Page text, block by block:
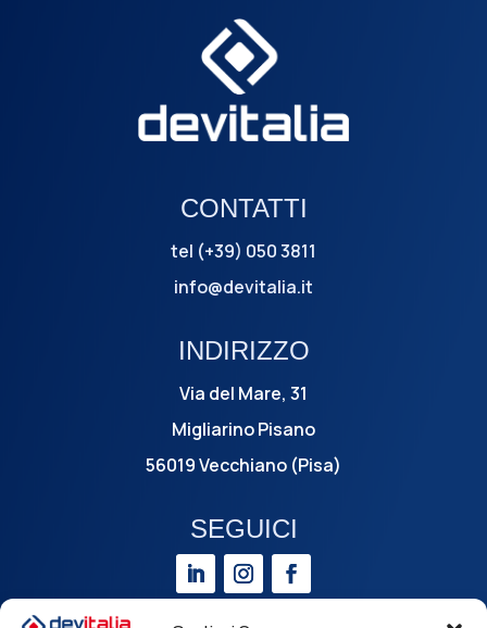
CONTATTI
tel (+39) 050 3811
info@devitalia.it
INDIRIZZO
Via del Mare, 31
Migliarino Pisano
56019 Vecchiano (Pisa)
SEGUICI